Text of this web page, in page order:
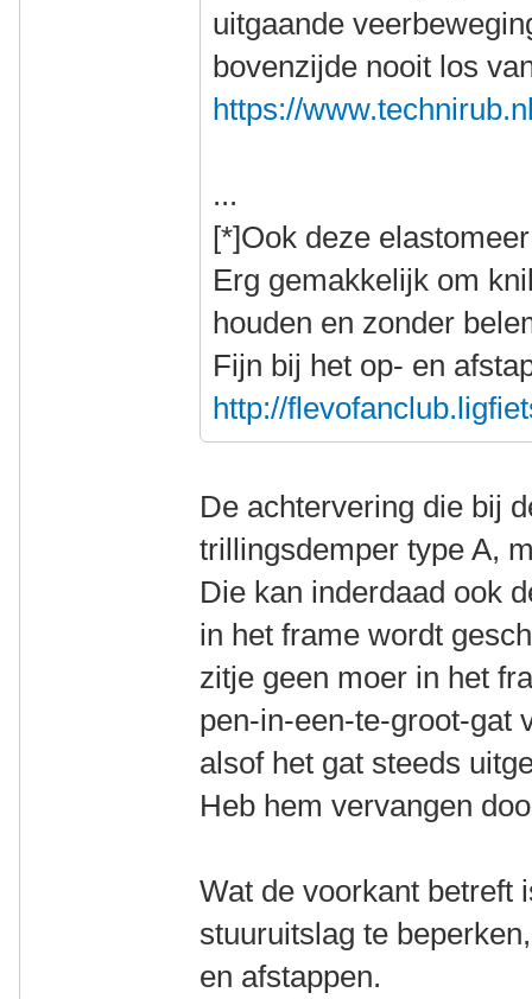
uitgaande
bovenzijde nooit los
https://
...
[*]Ook deze
Erg gemakkelijk om
houden en zonder
Fijn bij het op- en
http://
De achtervering die bij
trillingsdemper type A,
Die kan inderdaad ook
in het frame wordt
zitje geen moer in het
pen-in-een-te-groot-gat
alsof het gat steeds
Heb hem vervangen
Wat de voorkant betreft
stuuruitslag te
en afstappen.